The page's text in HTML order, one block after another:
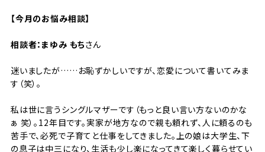
【今月のお悩み相談】
相談者：まゆみ もちさん
迷いましたが……お恥ずかしいですが、恋愛について書いてみま
す（笑）。
私は世に言うシングルマザーです（もっと良い言い方ないのかな
ぁ 笑）。12年目です。実家が地方なので親も頼れず、人に頼るのも
苦手で、必死で子育てと仕事をしてきました。上の娘は大学生、下
の息子は中三になり、生活も少し楽になってきて楽しく暮らせてい